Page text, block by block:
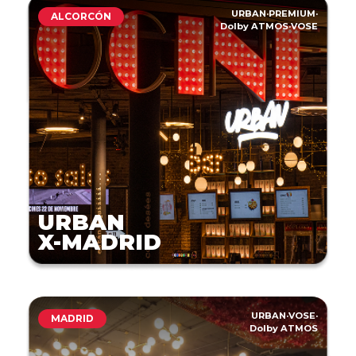
ALCORCÓN URBAN·PREMIUM·
Dolby ATMOS·VOSE
URBAN
X-MADRID
MADRID URBAN·VOSE·
Dolby ATMOS